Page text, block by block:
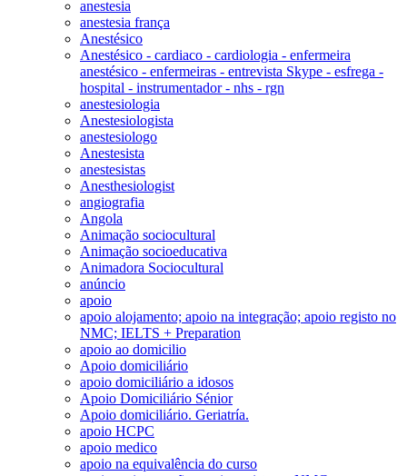
anestesia
anestesia frança
Anestésico
Anestésico - cardiaco - cardiologia - enfermeira
anestésico - enfermeiras - entrevista Skype - esfrega -
hospital - instrumentador - nhs - rgn
anestesiologia
Anestesiologista
anestesiologo
Anestesista
anestesistas
Anesthesiologist
angiografia
Angola
Animação sociocultural
Animação socioeducativa
Animadora Sociocultural
anúncio
apoio
apoio alojamento; apoio na integração; apoio registo no
NMC; IELTS + Preparation
apoio ao domicilio
Apoio domiciliário
apoio domiciliário a idosos
Apoio Domiciliário Sénior
Apoio domiciliário. Geriatría.
apoio HCPC
apoio medico
apoio na equivalência do curso